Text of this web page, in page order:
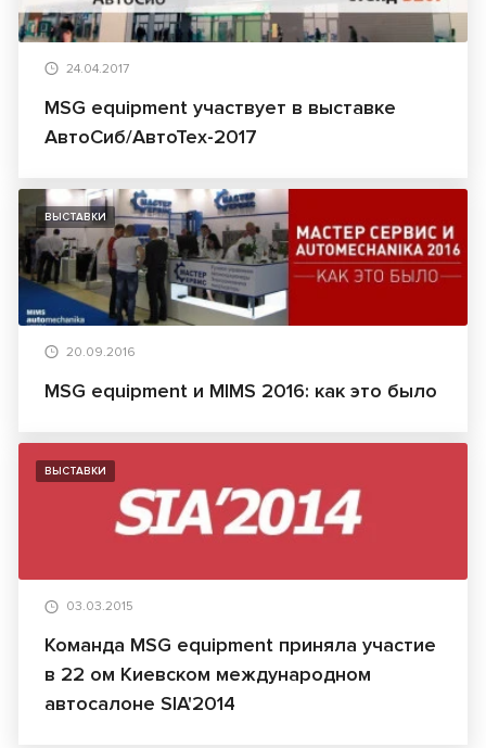
24.04.2017
MSG equipment участвует в выставке
АвтоСиб/АвтоТех-2017
ВЫСТАВКИ
20.09.2016
MSG equipment и MIMS 2016: как это было
ВЫСТАВКИ
03.03.2015
Команда MSG equipment приняла участие
в 22 ом Киевском международном
автосалоне SIA'2014